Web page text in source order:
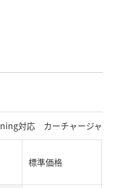
対応 カーチャージャー/
標準価格